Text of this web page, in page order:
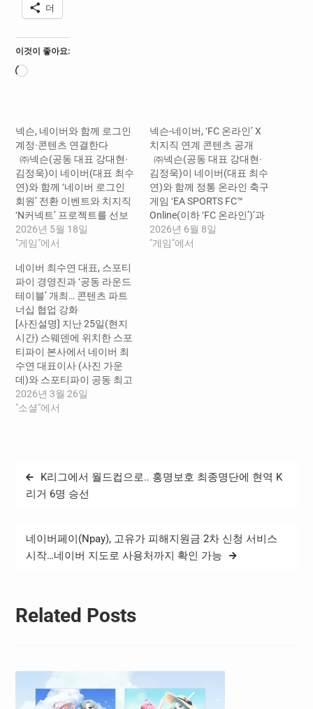
더
이것이 좋아요:
로
넥슨, 네이버와 함께 로그인
계정·콘텐츠 연결한다
㈜넥슨(공동 대표 강대현∙
김정욱)이 네이버(대표 최수
연)와 함께 ‘네이버 로그인
회원’ 전환 이벤트와 치지직
‘N커넥트’ 프로젝트를 선보
인다고 18일 밝혔다. ‘네이
버 로그인 회원’은 네이버 ID
이버페이(Npay) 결제를 이
용할 수 있는 계정으로, 만
14세 이상 본인인증을 마친
넥슨 이용자라면 누구나 기
존 계정을 네이버 ID로 쉽게
전환할 수 있다.…
2026년 5월 18일
"게임"에서
넥슨-네이버, ‘FC 온라인’ X
치지직 연계 콘텐츠 공개
㈜넥슨(공동 대표 강대현∙
김정욱)이 네이버(대표 최수
연)와 함께 정통 온라인 축구
게임 ‘EA SPORTS FC™
Online(이하 ‘FC 온라인’)’과
스트리밍 플랫폼 치지직 간
연계 콘텐츠를 선보인다고 8
2026년 6월 8일
"게임"에서
네이버 최수연 대표, 스포티
파이 경영진과 ‘공동 라운드
테이블’ 개최… 콘텐츠 파트
너십 협업 강화
[사진설명] 지난 25일(현지
시간) 스웨덴에 위치한 스포
티파이 본사에서 네이버 최
수연 대표이사 (사진 가운
데)와 스포티파이 공동 최고
경영자 알렉스 노스트롬(사
진 오른쪽), 구스타브 소더스
와 스포티파이 공동 CEO 및
경영진은 스웨덴 스톡홀름
까지 한국 내 양사 간 전략적
파트너십의 진전을 협의했
다.…
2026년 3월 26일
"소셜"에서
글
탐
K리그에서 월드컵으로.. 홍명보호 최종명단에 현역 K
리거 6명 승선
네이버페이(Npay), 고유가 피해지원금 2차 신청 서비스
시작…네이버 지도로 사용처까지 확인 가능
Related Posts